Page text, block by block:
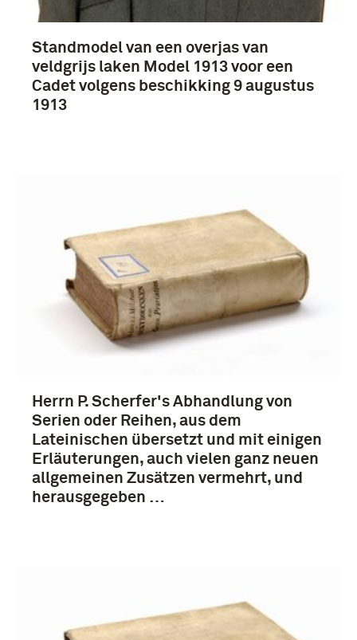
1751-1800 (5)
Standmodel van een overjas van
veldgrijs laken Model 1913 voor een
Cadet volgens beschikking 9 augustus
1913
Herrn P. Scherfer's Abhandlung von
Serien oder Reihen, aus dem
Lateinischen übersetzt und mit einigen
Erläuterungen, auch vielen ganz neuen
allgemeinen Zusätzen vermehrt, und
herausgegeben …